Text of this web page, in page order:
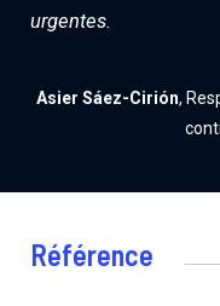
urgentes.
Asier Sáez-Cirión,
Référence